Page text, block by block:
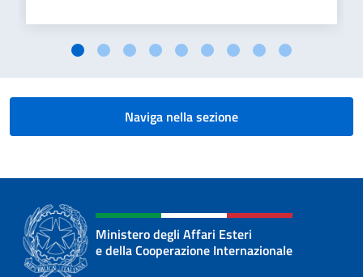
Naviga nella sezione
Ministero degli Affari Esteri
e della Cooperazione Internazionale